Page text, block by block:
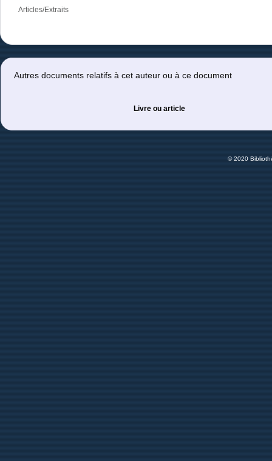
Articles/Extraits
Autres documents relatifs à cet auteur ou à ce document
Livre ou article
© 2020